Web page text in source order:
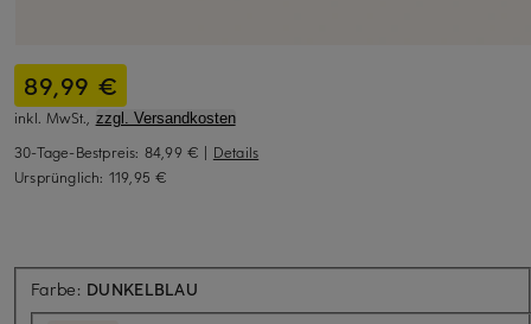
89,99 €
inkl. MwSt., zzgl. Versandkosten
30-Tage-Bestpreis: 84,99 € | Details
Ursprünglich: 119,95 €
Farbe: DUNKELBLAU